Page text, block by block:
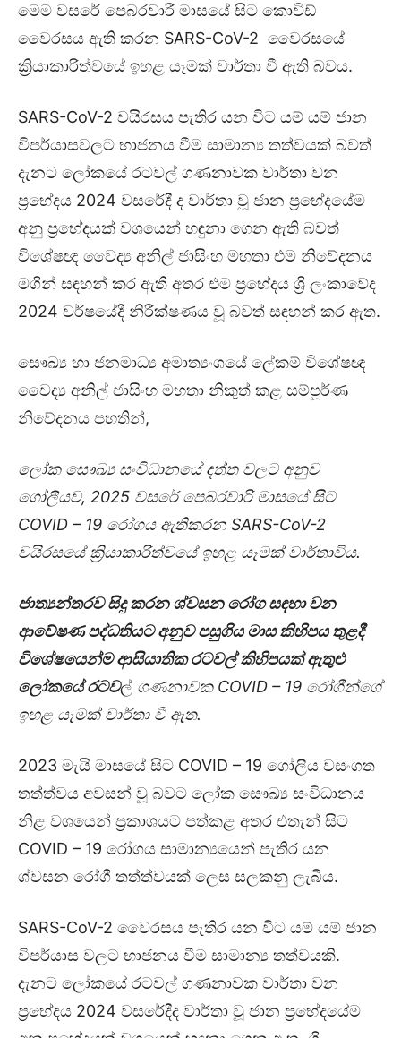
මෙම වසරේ පෙබරවාරී මාසයේ සිට කොවිඩ්
වෛරසය ඇති කරන SARS-CoV-2 වෛරසයේ
ක්‍රියාකාරිත්වයේ ඉහළ යෑමක් වාර්තා වී ඇති බවය.
SARS-CoV-2 වයිරසය පැතිර යන විට යම් යම් ජාන
විපර්යාසවලට භාජනය වීම සාමාන්‍ය තත්වයක් බවත්
දැනට ලෝකයේ රටවල් ගණනාවක වාර්තා වන
ප්‍රභේදය 2024 වසරේදී ද වාර්තා වූ ජාන ප්‍රභේදයේම
අනු ප්‍රභේදයක් වශයෙන් හඳුනා ගෙන ඇති බවත්
විශේෂඥ වෛද්‍ය අනිල් ජාසිංහ මහතා එම නිවේදනය
මගින් සඳහන් කර ඇති අතර එම ප්‍රභේදය ශ්‍රි ලංකාවේද
2024 වර්ෂයේදී නිරීක්ෂණය වූ බවත් සඳහන් කර ඇත.
සෞඛ්‍ය හා ජනමාධ්‍ය අමාත්‍යංශයේ ලේකම් විශේෂඥ
වෛද්‍ය අනිල් ජාසිංහ මහතා නිකුත් කළ සම්පූර්ණ
නිවේදනය පහතින්,
ලෝක සෞඛ්‍ය සංවිධානයේ දත්ත වලට අනුව
ගෝලීයව, 2025 වසරේ පෙබරවාරි මාසයේ සිට
COVID – 19 රෝගය ඇතිකරන SARS-CoV-2
වයිරසයේ ක්‍රියාකාරීත්වයේ ඉහළ යෑමක් වාර්තාවිය.
ජාත්‍යන්තරව සිදු කරන ශ්වසන රෝග සඳහා වන
ආවේෂණ පද්ධතියට අනුව පසුගිය මාස කිහිපය තුළදී
විශේෂයෙන්ම ආසියාතික රටවල් කිහිපයක් ඇතුළු
ලෝකයේ රටවල් ගණනාවක COVID – 19 රෝගීන්ගේ
ඉහළ යෑමක් වාර්තා වී ඇත.
2023 මැයි මාසයේ සිට COVID – 19 ගෝලීය වසංගත
තත්ත්වය අවසන් වූ බවට ලෝක සෞඛ්‍ය සංවිධානය
නිළ වශයෙන් ප්‍රකාශයට පත්කළ අතර එතැන් සිට
COVID – 19 රෝගය සාමාන්‍යයෙන් පැතිර යන
ශ්වසන රෝගී තත්ත්වයක් ලෙස සලකනු ලැබීය.
SARS-CoV-2 වෛරසය පැතිර යන විට යම් යම් ජාන
විපර්යාස වලට භාජනය වීම සාමාන්‍ය තත්වයකි.
දැනට ලෝකයේ රටවල් ගණනාවක වාර්තා වන
ප්‍රභේදය 2024 වසරේදීද වාර්තා වූ ජාන ප්‍රභේදයේම